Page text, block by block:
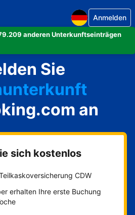
anderen Unterkunftseinträgen
Anmelden
Sie
Hotel
Pension
& Breakfast
an
sich kostenlos
CDW
erhalten Ihre erste Buchung